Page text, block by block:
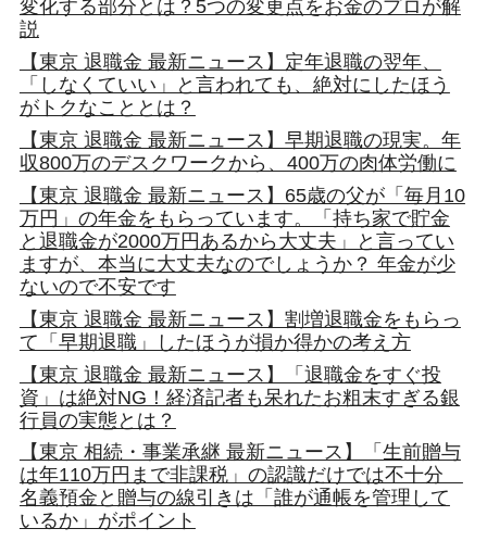
変化する部分とは？5つの変更点をお金のプロが解
説
【東京 退職金 最新ニュース】定年退職の翌年、
「しなくていい」と言われても、絶対にしたほう
がトクなこととは？
【東京 退職金 最新ニュース】早期退職の現実。年
収800万のデスクワークから、400万の肉体労働に
【東京 退職金 最新ニュース】65歳の父が「毎月10
万円」の年金をもらっています。「持ち家で貯金
と退職金が2000万円あるから大丈夫」と言ってい
ますが、本当に大丈夫なのでしょうか？ 年金が少
ないので不安です
【東京 退職金 最新ニュース】割増退職金をもらっ
て「早期退職」したほうが損か得かの考え方
【東京 退職金 最新ニュース】「退職金をすぐ投
資」は絶対NG！経済記者も呆れたお粗末すぎる銀
行員の実態とは？
【東京 相続・事業承継 最新ニュース】「生前贈与
は年110万円まで非課税」の認識だけでは不十分
名義預金と贈与の線引きは「誰が通帳を管理して
いるか」がポイント